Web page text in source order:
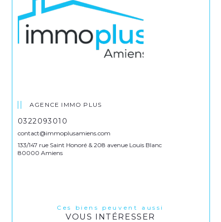
AGENCE IMMO PLUS
0322093010
contact@immoplusamiens.com
133/147 rue Saint Honoré & 208 avenue Louis Blanc
80000 Amiens
Ces biens peuvent aussi
VOUS INTÉRESSER